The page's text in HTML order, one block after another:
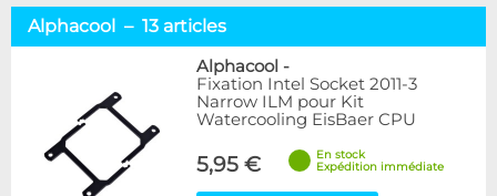
Catégorie
Kits complets
Accessoires pour kits
6
Marque
Alphacool
Arctic
EK Water Blocks
Alphacool – 13 articles
Alphacool -
Fixation Intel Socket 2011-3
Narrow ILM pour Kit
Watercooling EisBaer CPU
5,95 €
En stock
Expédition immédiate